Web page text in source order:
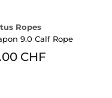
Ropes
9.0 Calf Rope
CHF